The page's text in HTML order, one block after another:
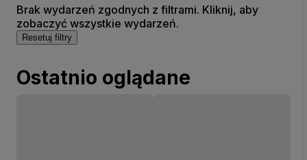
Brak wydarzeń zgodnych z filtrami. Kliknij, aby
zobaczyć wszystkie wydarzeń.
Resetuj filtry
Ostatnio oglądane